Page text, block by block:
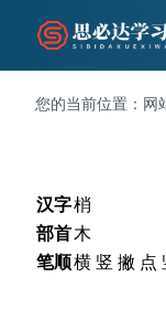
您的当前位置： 网
汉字梢
部首木
笔顺横 竖 撇 点